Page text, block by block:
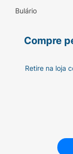
Bulário
Compre
Retire na loja